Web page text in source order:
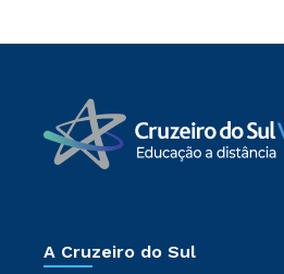
A Cruzeiro do Sul